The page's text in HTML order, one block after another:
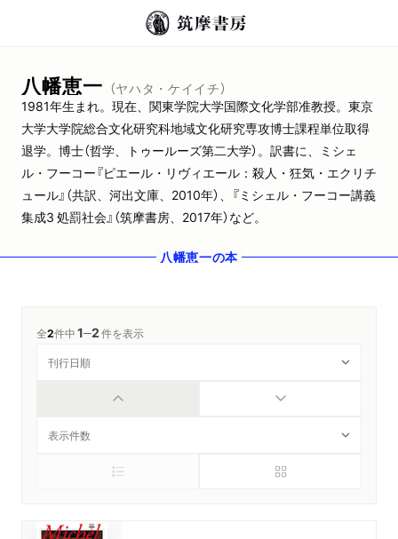
八幡恵一 （ヤハタ・ケイイチ）
1981年生まれ。現在、関東学院大学国際文化学部准教授。東京
大学大学院総合文化研究科地域文化研究専攻博士課程単位取得
退学。博士（哲学、トゥールーズ第二大学）。訳書に、ミシェ
ル・フーコー『ピエール・リヴィエール：殺人・狂気・エクリチ
ュール』（共訳、河出文庫、2010年）、『ミシェル・フーコー講義
集成3 処罰社会』（筑摩書房、2017年）など。
八幡恵一の本
全2件中1─2件を表示